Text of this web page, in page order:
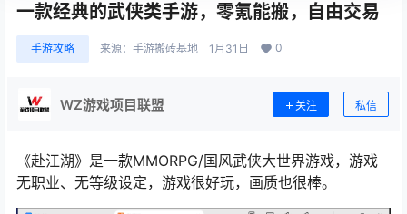
一款经典的武侠类手游，零氪能搬，自由交易
手游攻略 来源： 手游搬砖基地 1月31日 0
WZ游戏项目联盟 关注 私信
《赴江湖》 是一款MMORPG/国风武侠大世界游戏，游戏
无职业、无等级设定， 游戏很好玩，画质也很棒。